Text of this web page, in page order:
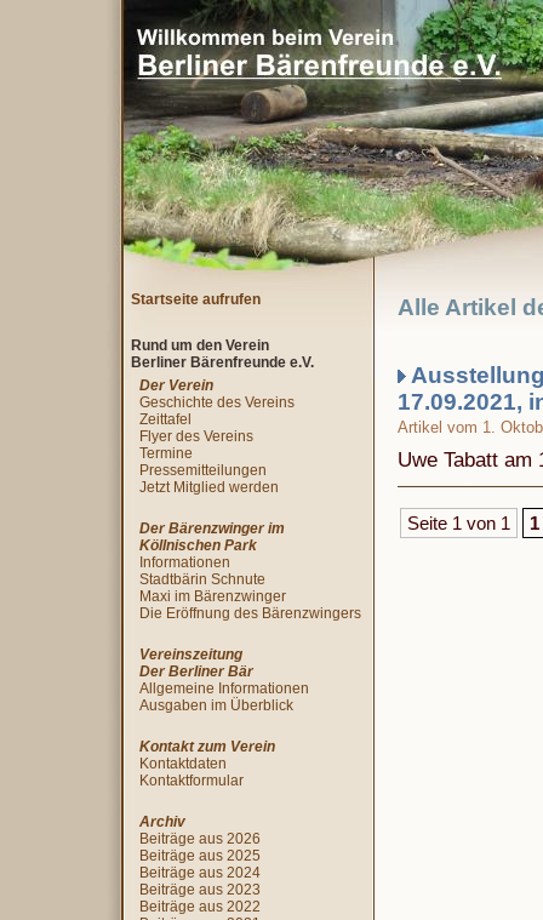
Alle Artikel
17.09.2021,
Artikel vom 1.
Uwe Tabatt am
Seite 1 von 1 1
Startseite aufrufen
Rund um den Verein
Berliner Bärenfreunde e.V.
Der Verein
Geschichte des Vereins
Zeittafel
Flyer des Vereins
Termine
Pressemitteilungen
Jetzt Mitglied werden
Der Bärenzwinger im
Köllnischen Park
Informationen
Stadtbärin Schnute
Maxi im Bärenzwinger
Die Eröffnung des Bärenzwingers
Vereinszeitung
Der Berliner Bär
Allgemeine Informationen
Ausgaben im Überblick
Kontakt zum Verein
Kontaktdaten
Kontaktformular
Archiv
Beiträge aus 2026
Beiträge aus 2025
Beiträge aus 2024
Beiträge aus 2023
Beiträge aus 2022